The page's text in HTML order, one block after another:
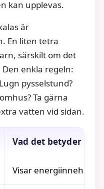
kan upplevas.
är
En liten tetra
särskilt om det
enkla regeln:
pysselstund?
Ta gärna
vatten vid sidan.
Vad det betyder
Visar energiinnehåll